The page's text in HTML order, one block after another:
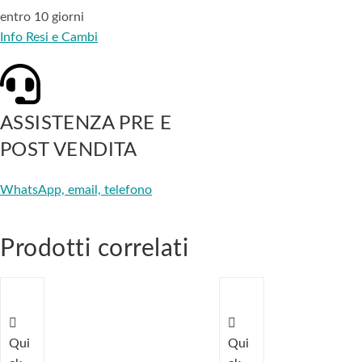
entro 10 giorni
Info Resi e Cambi
ASSISTENZA PRE E
POST VENDITA
WhatsApp, email, telefono
Prodotti correlati
Qui
Qui